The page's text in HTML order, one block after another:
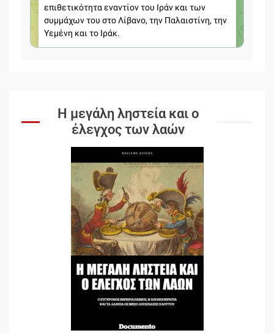
Η μεγάλη ληστεία και ο
έλεγχος των λαών